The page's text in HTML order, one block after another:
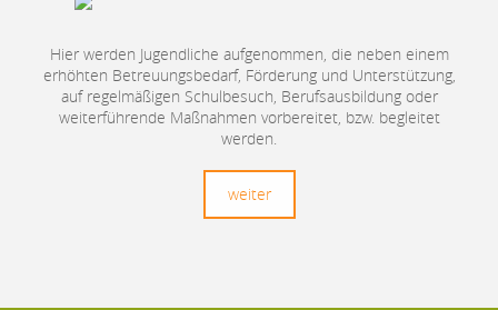
Hier werden Jugendliche aufgenommen, die neben einem
erhöhten Betreuungsbedarf, Förderung und Unterstützung,
auf regelmäßigen Schulbesuch, Berufsausbildung oder
weiterführende Maßnahmen vorbereitet, bzw. begleitet
werden.
weiter